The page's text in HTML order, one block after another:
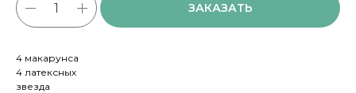
ЗАКАЗАТЬ
4 макарунса
4 латексных
звезда